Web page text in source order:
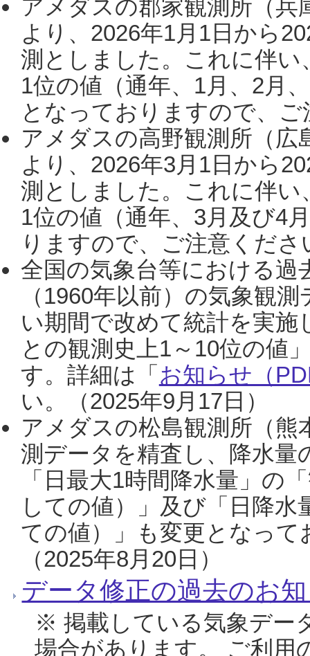
アメダスの郡家観測所（
より、2026年1月1日から
測としました。これに伴い
1位の値（通年、1月、2月
となっておりますので、
アメダスの高野観測所（
より、2026年3月1日から
測としました。これに伴い
1位の値（通年、3月及び4
りますので、ご注意くだ
全国の気象台等における過
（1960年以前）の気象観
い期間で改めて統計を実
との観測史上1～10位の値
す。詳細は「 お知らせ（
い。（2025年9月17日）
アメダスの松島観測所（熊
測データを精査し、降水
「日最大1時間降水量」の
しての値）」及び「日降
ての値）」も変更となっ
（2025年8月20日）
データ修正の過去のお
※ 掲載している気象デー
場合があります。 ご利用